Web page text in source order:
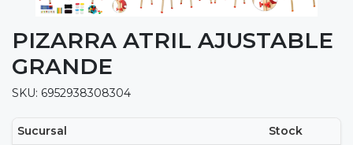
PIZARRA ATRIL AJUSTABLE
GRANDE
SKU: 6952938308304
Sucursal Stock